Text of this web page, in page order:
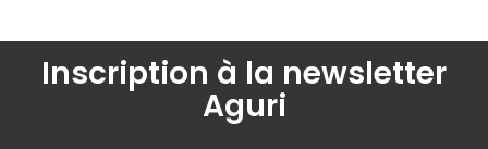
Inscription à la newsletter
Aguri